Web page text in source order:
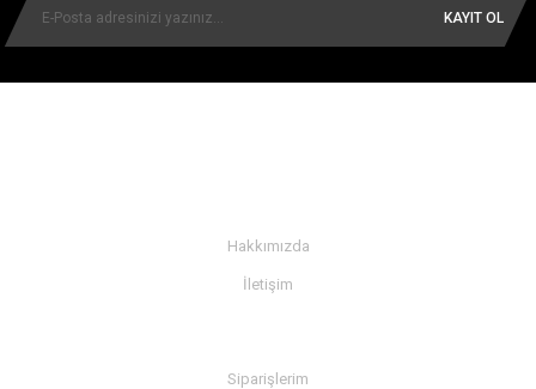
KAYIT OL
Hakkımızda
İletişim
Siparişlerim